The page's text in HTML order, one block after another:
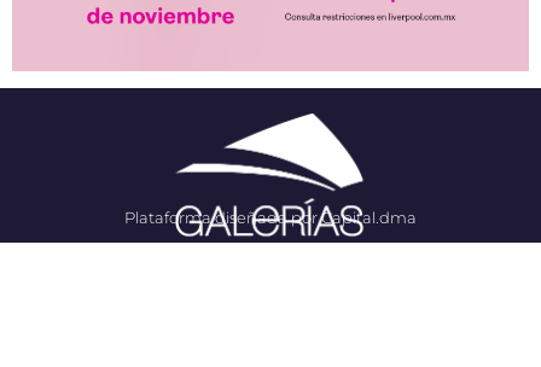
Plataforma diseñada por Capital.dma